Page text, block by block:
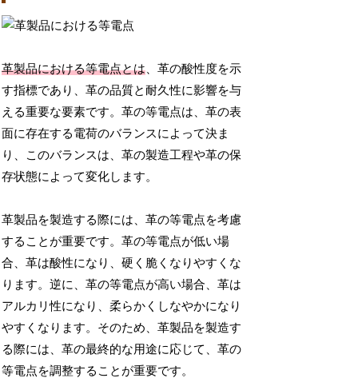
革製品における等電点とは、革の酸性度を示
す指標であり、革の品質と耐久性に影響を与
える重要な要素です。革の等電点は、革の表
面に存在する電荷のバランスによって決ま
り、このバランスは、革の製造工程や革の保
存状態によって変化します。
革製品を製造する際には、革の等電点を考慮
することが重要です。革の等電点が低い場
合、革は酸性になり、硬く脆くなりやすくな
ります。逆に、革の等電点が高い場合、革は
アルカリ性になり、柔らかくしなやかになり
やすくなります。そのため、革製品を製造す
る際には、革の最終的な用途に応じて、革の
等電点を調整することが重要です。